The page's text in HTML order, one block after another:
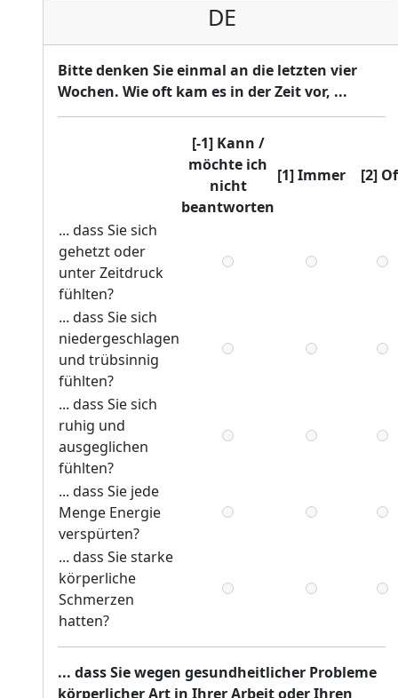
DE
Bitte denken Sie einmal an die letzten vier
Wochen. Wie oft kam es in der Zeit vor, ...
[-1] Kann /
möchte ich
nicht
beantworten
[1] Immer [2]
... dass Sie sich
gehetzt oder
unter Zeitdruck
fühlten?
... dass Sie sich
niedergeschlagen
und trübsinnig
fühlten?
... dass Sie sich
ruhig und
ausgeglichen
fühlten?
... dass Sie jede
Menge Energie
verspürten?
... dass Sie starke
körperliche
Schmerzen
hatten?
... dass Sie wegen gesundheitlicher Probleme
körperlicher Art in Ihrer Arbeit oder Ihren